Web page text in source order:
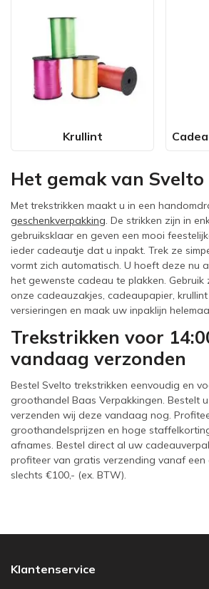
Krullint
Het gemak van
Met trekstrikken maakt u in een
geschenkverpakking. De strikken zijn in
gebruiksklaar en geven een mooi
ieder cadeautje dat u inpakt. Trek ze
vormt zich automatisch. U hoeft deze nu
het gewenste cadeau te plakken. Gebruik
onze cadeauzakjes, cadeaupapier,
versieringen en maak uw inpaklijn
Trekstrikken voor
vandaag verzonden
Bestel Svelto trekstrikken eenvoudig en
groothandel Baas Verpakkingen. Bestelt
verzenden wij deze vandaag nog.
groothandelsprijzen en hoge
afnames. Bestel direct al uw
profiteer van gratis verzending vanaf
slechts €100,- (ex. BTW).
Klantenservice